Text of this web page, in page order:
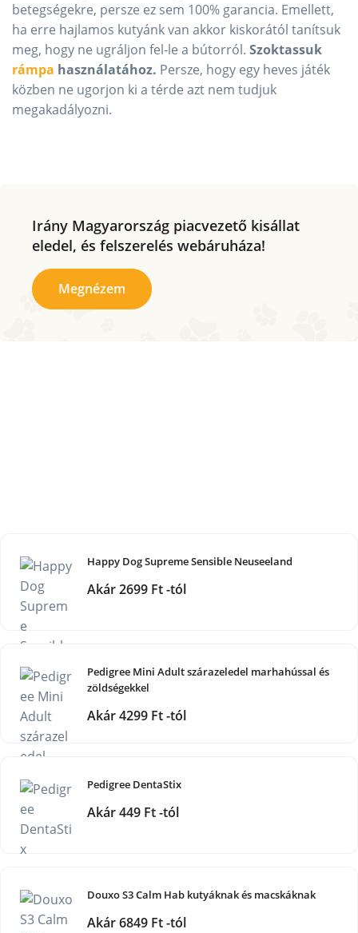
betegségekre, persze ez sem 100% garancia. Emellett,
ha erre hajlamos kutyánk van akkor kiskorától tanítsuk
meg, hogy ne ugráljon fel-le a bútorról. Szoktassuk
rámpa használatához. Persze, hogy egy heves játék
közben ne ugorjon ki a térde azt nem tudjuk
megakadályozni.
Irány Magyarország piacvezető kisállat
eledel, és felszerelés webáruháza!
Megnézem
Happy Dog Supreme Sensible Neuseeland
Akár 2699 Ft -tól
Pedigree Mini Adult szárazeledel marhahússal és
zöldségekkel
Akár 4299 Ft -tól
Pedigree DentaStix
Akár 449 Ft -tól
Douxo S3 Calm Hab kutyáknak és macskáknak
Akár 6849 Ft -tól